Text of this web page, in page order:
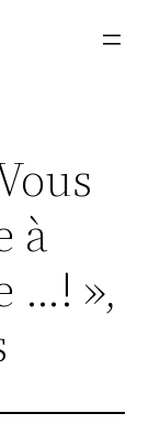
à
…! »,